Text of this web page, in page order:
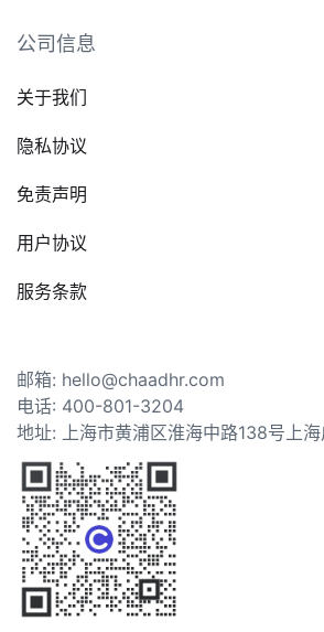
公司信息
关于我们
隐私协议
免责声明
用户协议
服务条款
邮箱: hello@chaadhr.com
电话: 400-801-3204
地址: 上海市黄浦区淮海中路138号上